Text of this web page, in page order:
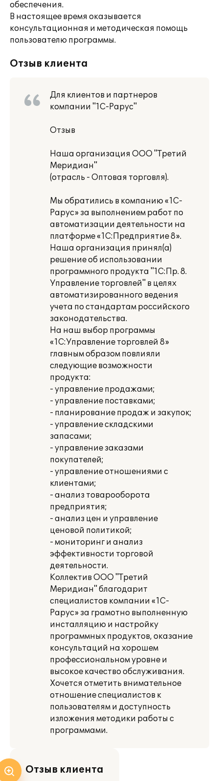
обеспечения.
В настоящее время оказывается
консультационная и методическая помощь
пользователю программы.
Отзыв клиента
Для клиентов и партнеров
компании "1С-Рарус"
Отзыв
Наша организация ООО "Третий
Меридиан"
(отрасль - Оптовая торговля).
Мы обратились в компанию «1С-
Рарус» за выполнением работ по
автоматизации деятельности на
платформе «1С:Предприятие 8».
Наша организация принял(а)
решение об использовании
программного продукта "1С:Пр. 8.
Управление торговлей" в целях
автоматизированного ведения
учета по стандартам российского
законодательства.
На наш выбор программы
«1С:Управление торговлей 8»
главным образом повлияли
следующие возможности
продукта:
- управление продажами;
- управление поставками;
- планирование продаж и закупок;
- управление складскими
запасами;
- управление заказами
покупателей;
- управление отношениями с
клиентами;
- анализ товарооборота
предприятия;
- анализ цен и управление
ценовой политикой;
- мониторинг и анализ
эффективности торговой
деятельности.
Коллектив ООО "Третий
Меридиан" благодарит
специалистов компании «1С-
Рарус» за грамотно выполненную
инсталляцию и настройку
программных продуктов, оказание
консультаций на хорошем
профессиональном уровне и
высокое качество обслуживания.
Хочется отметить внимательное
отношение специалистов к
пользователям и доступность
изложения методики работы с
программами.
Отзыв клиента